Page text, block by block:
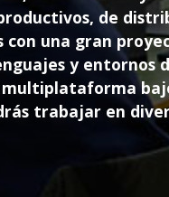
de
con una gran
y entornos
trabajar en